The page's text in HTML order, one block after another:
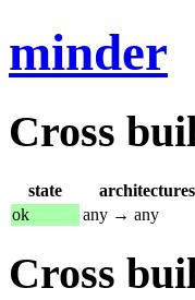
minder
Cross
state
architectures
ok
any → any
Cross